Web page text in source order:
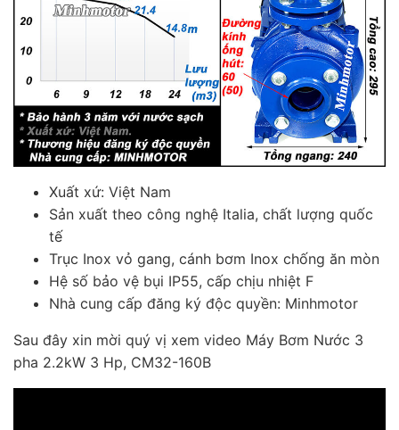
Xuất xứ: Việt Nam
Sản xuất theo công nghệ Italia, chất lượng quốc
tế
Trục Inox vỏ gang, cánh bơm Inox chống ăn mòn
Hệ số bảo vệ bụi IP55, cấp chịu nhiệt F
Nhà cung cấp đăng ký độc quyền: Minhmotor
Sau đây xin mời quý vị xem video Máy Bơm Nước 3
pha 2.2kW 3 Hp, CM32-160B